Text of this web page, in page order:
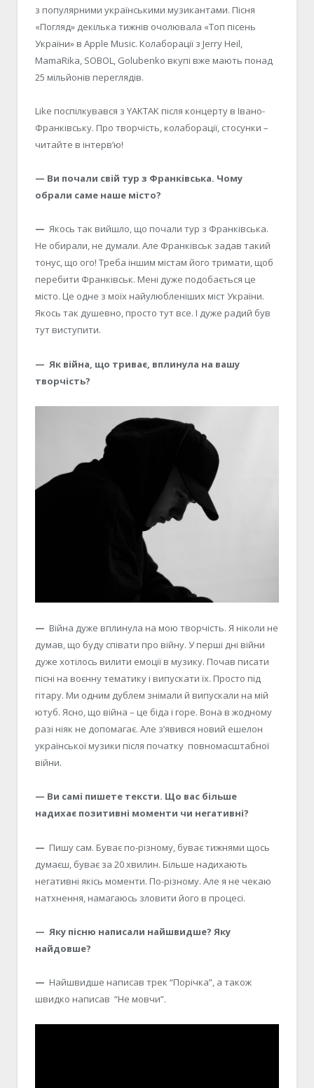
з популярними українськими музикантами. Пісня
«Погляд» декілька тижнів очолювала «Топ пісень
України» в Apple Music. Колаборації з Jerry Heil,
MamaRika, SOBOL, Golubenko вкупі вже мають понад
25 мільйонів переглядів.
Like поспілкувався з YAKTAK після концерту в Івано-
Франківську. Про творчість, колаборації, стосунки –
читайте в інтерв’ю!
— Ви почали свій тур з Франківська. Чому
обрали саме наше місто?
— Якось так вийшло, що почали тур з Франківська.
Не обирали, не думали. Але Франківськ задав такий
тонус, що ого! Треба іншим містам його тримати, щоб
перебити Франківськ. Мені дуже подобається це
місто. Це одне з моїх найулюбленіших міст України.
Якось так душевно, просто тут все. І дуже радий був
тут виступити.
— Як війна, що триває, вплинула на вашу
творчість?
— Війна дуже вплинула на мою творчість. Я ніколи не
думав, що буду співати про війну. У перші дні війни
дуже хотілось вилити емоції в музику. Почав писати
пісні на воєнну тематику і випускати їх. Просто під
гітару. Ми одним дублем знімали й випускали на мій
ютуб. Ясно, що війна – це біда і горе. Вона в жодному
разі ніяк не допомагає. Але з’явився новий ешелон
української музики після початку повномасштабної
війни.
— Ви самі пишете тексти. Що вас більше
надихає позитивні моменти чи негативні?
— Пишу сам. Буває по-різному, буває тижнями щось
думаєш, буває за 20 хвилин. Більше надихають
негативні якісь моменти. По-різному. Але я не чекаю
натхнення, намагаюсь зловити його в процесі.
— Яку пісню написали найшвидше? Яку
найдовше?
— Найшвидше написав трек “Порічка”, а також
швидко написав “Не мовчи”.